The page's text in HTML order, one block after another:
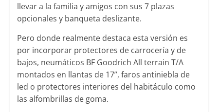
llevar a la familia y amigos con sus 7 plazas
opcionales y banqueta deslizante.
Pero donde realmente destaca esta versión es
por incorporar protectores de carrocería y de
bajos, neumáticos BF Goodrich All terrain T/A
montados en llantas de 17”, faros antiniebla de
led o protectores interiores del habitáculo como
las alfombrillas de goma.